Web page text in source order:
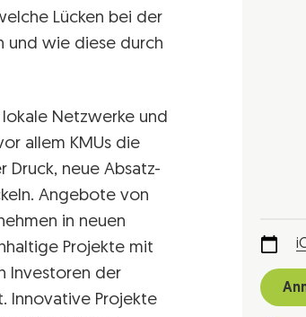
Lücken bei der
und wie diese durch
Netzwerke und
allem KMUs die
Druck, neue Absatz-
Angebote von
in neuen
Projekte mit
Investoren der
Innovative Projekte